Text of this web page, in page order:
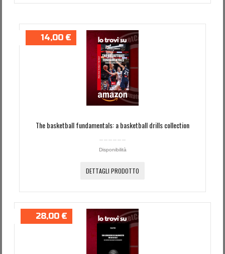
14,00 €
The basketball fundamentals: a basketball drills collection
Disponibilità
DETTAGLI PRODOTTO
28,00 €